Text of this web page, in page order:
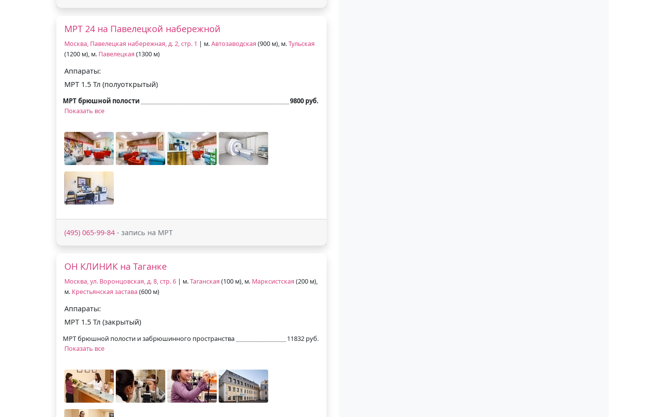
МРТ 24 на Павелецкой набережной
Москва, Павелецкая набережная, д. 2, стр. 1 | м.Автозаводская (900 м), м.Тульская
(1200 м), м. Павелецкая (1300 м)
Аппараты:
МРТ 1.5 Тл (полуоткрытый)
МРТ брюшной полости
9800 руб.
Показать все
(495) 065-99-84 - запись на МРТ
ОН КЛИНИК на Таганке
Москва, ул. Воронцовская, д. 8, стр. 6 | м.Таганская (100 м), м. Марксистская (200 м),
м. Крестьянская застава (600 м)
Аппараты:
МРТ 1.5 Тл (закрытый)
МРТ брюшной полости и забрюшинного пространства
11832 руб.
Показать все